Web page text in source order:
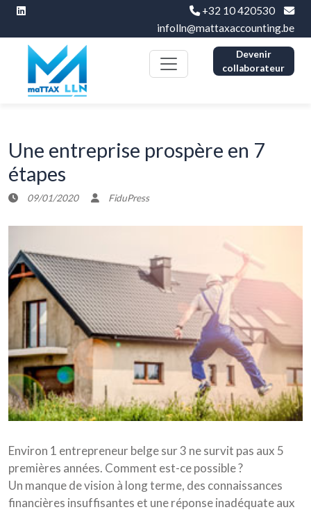
+32 10 420530
infolln@mattaxaccounting.be
Devenir
collaborateur
Une entreprise prospère en 7
étapes
09/01/2020 FiduPress
Environ 1 entrepreneur belge sur 3 ne survit pas aux 5
premières années. Comment est-ce possible ?
Un manque de vision à long terme, des connaissances
financières insuffisantes et une réponse inadéquate aux